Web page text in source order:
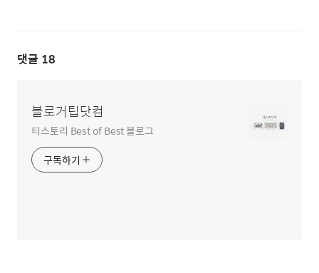
댓글 18
블로거팁닷컴
티스토리 Best of Best 블로그
구독하기